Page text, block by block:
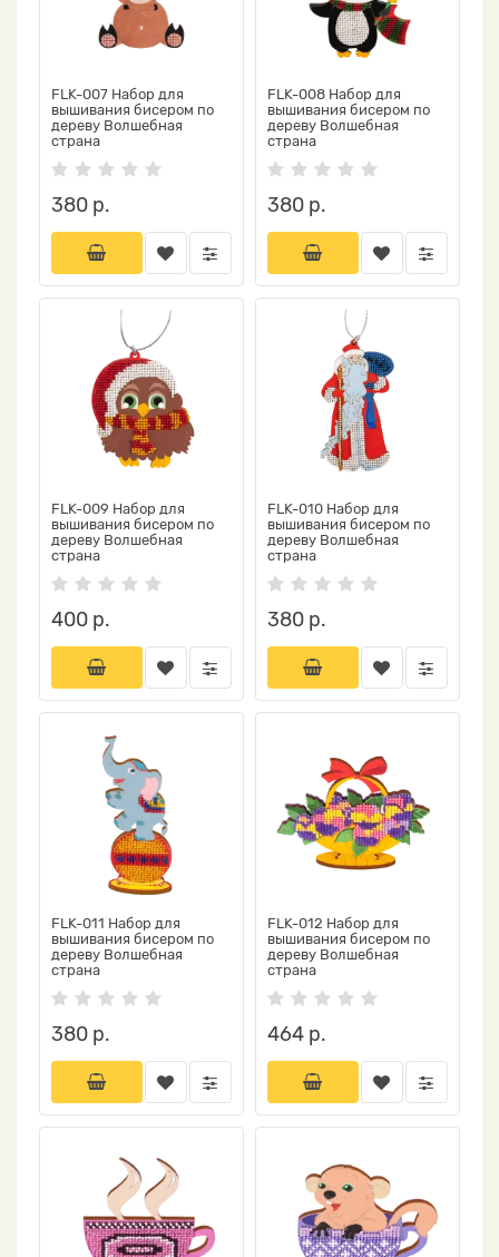
FLK-007 Набор для
вышивания бисером по
дереву Волшебная
страна
380 р.
FLK-008 Набор для
вышивания бисером по
дереву Волшебная
страна
380 р.
FLK-009 Набор для
вышивания бисером по
дереву Волшебная
страна
400 р.
FLK-010 Набор для
вышивания бисером по
дереву Волшебная
страна
380 р.
FLK-011 Набор для
вышивания бисером по
дереву Волшебная
страна
380 р.
FLK-012 Набор для
вышивания бисером по
дереву Волшебная
страна
464 р.